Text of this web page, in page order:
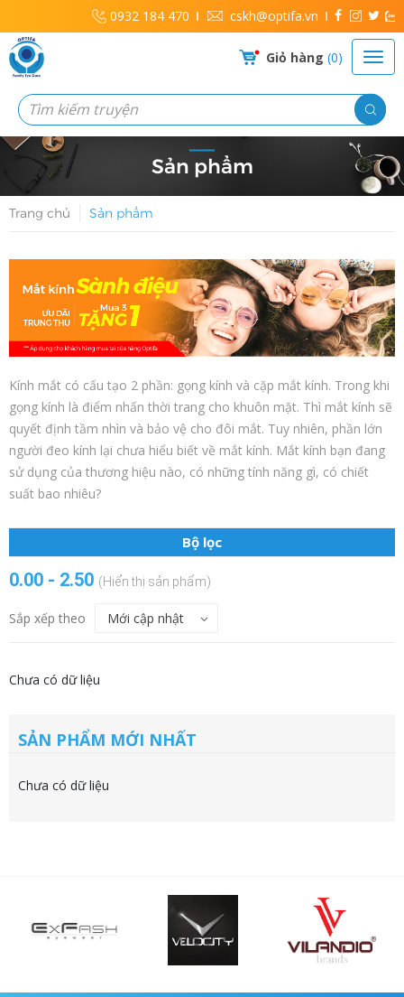
0932 184 470 cskh@optifa.vn
Giỏ hàng 0
Sản phẩm
Trang chủ Sản phẩm
Kính mắt có cấu tạo 2 phần: gọng kính và cặp mắt kính. Trong khi
gọng kính là điểm nhấn thời trang cho khuôn mặt. Thì mắt kính sẽ
quyết định tầm nhìn và bảo vệ cho đôi mắt. Tuy nhiên, phần lớn
người đeo kính lại chưa hiểu biết về mắt kính. Mắt kính bạn đang
sử dụng của thương hiệu nào, có những tính năng gì, có chiết
suất bao nhiêu?
Bộ lọc
0.00 - 2.50 (Hiển thị sản phẩm)
Sắp xếp theo
Chưa có dữ liệu
SẢN PHẨM MỚI NHẤT
Chưa có dữ liệu